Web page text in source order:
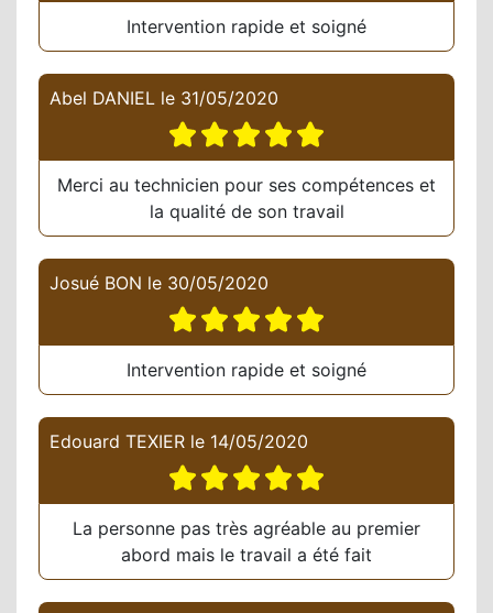
Intervention rapide et soigné
Abel DANIEL le 31/05/2020
Merci au technicien pour ses compétences et
la qualité de son travail
Josué BON le 30/05/2020
Intervention rapide et soigné
Edouard TEXIER le 14/05/2020
La personne pas très agréable au premier
abord mais le travail a été fait